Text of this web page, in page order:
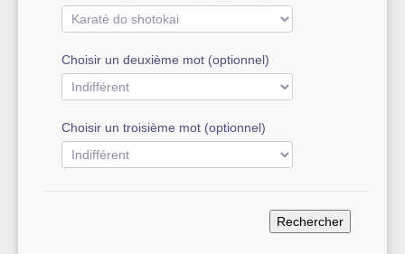
Autre équipement sportif
Actualités des associations
Choisir un deuxième mot (optionnel)
Choisir un troisième mot (optionnel)